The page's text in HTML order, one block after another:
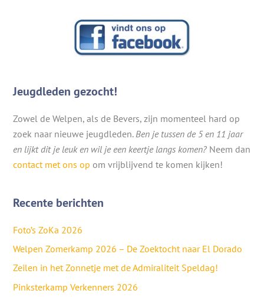
Jeugdleden gezocht!
Zowel de Welpen, als de Bevers, zijn momenteel hard op
zoek naar nieuwe jeugdleden.Ben je tussen de 5 en 11 jaar
en lijkt dit je leuk en wil je een keertje langs komen? Neem dan
contact met ons op om vrijblijvend te komen kijken!
Recente berichten
Foto’s ZoKa 2026
Welpen Zomerkamp 2026 – De Zoektocht naar El Dorado
Zeilen in het Zonnetje met de Admiraliteit Speldag!
Pinksterkamp Verkenners 2026